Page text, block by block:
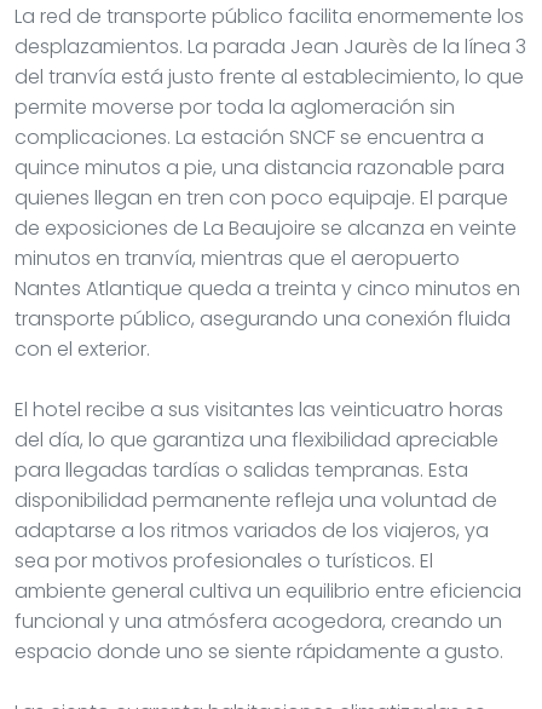
La red de transporte público facilita enormemente los
desplazamientos. La parada Jean Jaurès de la línea 3
del tranvía está justo frente al establecimiento, lo que
permite moverse por toda la aglomeración sin
complicaciones. La estación SNCF se encuentra a
quince minutos a pie, una distancia razonable para
quienes llegan en tren con poco equipaje. El parque
de exposiciones de La Beaujoire se alcanza en veinte
minutos en tranvía, mientras que el aeropuerto
Nantes Atlantique queda a treinta y cinco minutos en
transporte público, asegurando una conexión fluida
con el exterior.
El hotel recibe a sus visitantes las veinticuatro horas
del día, lo que garantiza una flexibilidad apreciable
para llegadas tardías o salidas tempranas. Esta
disponibilidad permanente refleja una voluntad de
adaptarse a los ritmos variados de los viajeros, ya
sea por motivos profesionales o turísticos. El
ambiente general cultiva un equilibrio entre eficiencia
funcional y una atmósfera acogedora, creando un
espacio donde uno se siente rápidamente a gusto.